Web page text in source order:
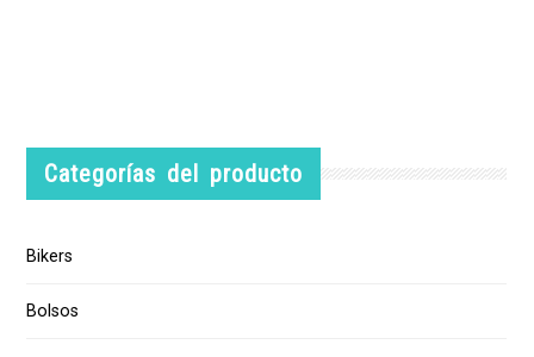
Categorías del producto
Bikers
Bolsos